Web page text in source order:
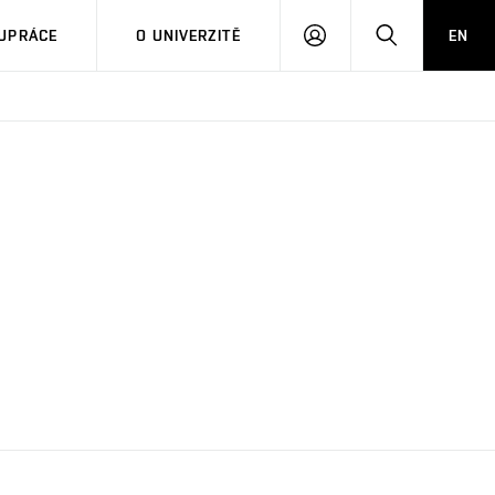
O UNIVERZITĚ
PŘIHLÁSIT HLEDATEN